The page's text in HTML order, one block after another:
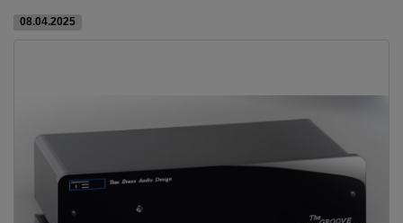
08.04.2025